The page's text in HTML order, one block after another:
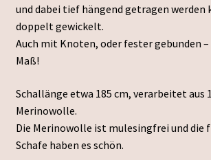
und dabei tief hängend getragen werden
doppelt gewickelt.
Auch mit Knoten, oder fester gebunden
Maß!
Schallänge etwa 185 cm, verarbeitet aus
Merinowolle.
Die Merinowolle ist mulesingfrei und die
Schafe haben es schön.